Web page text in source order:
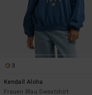
3
Kendall Aloha
Frauen Blau Sweatshirt